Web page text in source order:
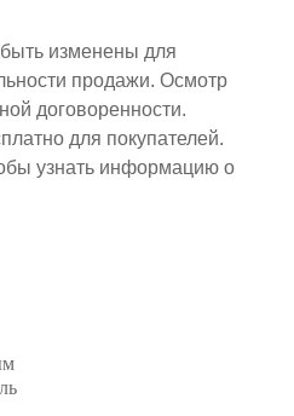
изменены для
продажи. Осмотр
договоренности.
для покупателей.
узнать информацию о